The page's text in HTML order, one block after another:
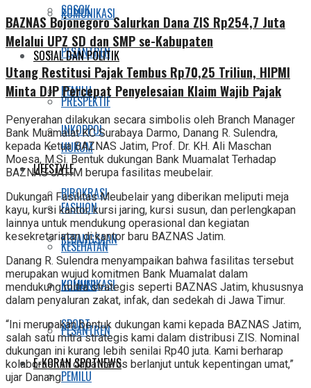
KOMUNIKASI
PESANTREN
PEMILU
INKOPPOL
LIFESTYLE
FASHION
KESEHATAN
KULINER
SPORT
E-KORAN SPOTNEWS
SOSOK
SOSIAL DAN POLITIK
PRESPEKTIF
HUKUM
BIROKRASI
KEBANGSAAN
KOMUNIKASI
PESANTREN
PEMILU
BAZNAS Bojonegoro Salurkan Dana ZIS Rp254,7 Juta
Melalui UPZ SD dan SMP se-Kabupaten
Utang Restitusi Pajak Tembus Rp70,25 Triliun, HIPMI
Minta DJP Percepat Penyelesaian Klaim Wajib Pajak
Penyerahan dilakukan secara simbolis oleh Branch Manager
Bank Muamalat KC Surabaya Darmo, Danang R. Sulendra,
kepada Ketua BAZNAS Jatim, Prof. Dr. KH. Ali Maschan
Moesa, M.Si. Bentuk dukungan Bank Muamalat Terhadap
BAZNAS JATIM berupa fasilitas meubelair.
Dukungan Fasilitas Meubelair yang diberikan meliputi meja
kayu, kursi kantor, kursi jaring, kursi susun, dan perlengkapan
lainnya untuk mendukung operasional dan kegiatan
kesekretariatan di kantor baru BAZNAS Jatim.
Danang R. Sulendra menyampaikan bahwa fasilitas tersebut
merupakan wujud komitmen Bank Muamalat dalam
mendukung mitra strategis seperti BAZNAS Jatim, khususnya
dalam penyaluran zakat, infak, dan sedekah di Jawa Timur.
“Ini merupakan bentuk dukungan kami kepada BAZNAS Jatim,
salah satu mitra strategis kami dalam distribusi ZIS. Nominal
dukungan ini kurang lebih senilai Rp40 juta. Kami berharap
kolaborasi ini dapat terus berlanjut untuk kepentingan umat,”
ujar Danang.